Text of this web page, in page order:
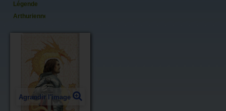
Légende
Arthurienne
Agrandir l'image